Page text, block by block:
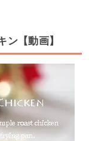
ン【動画】